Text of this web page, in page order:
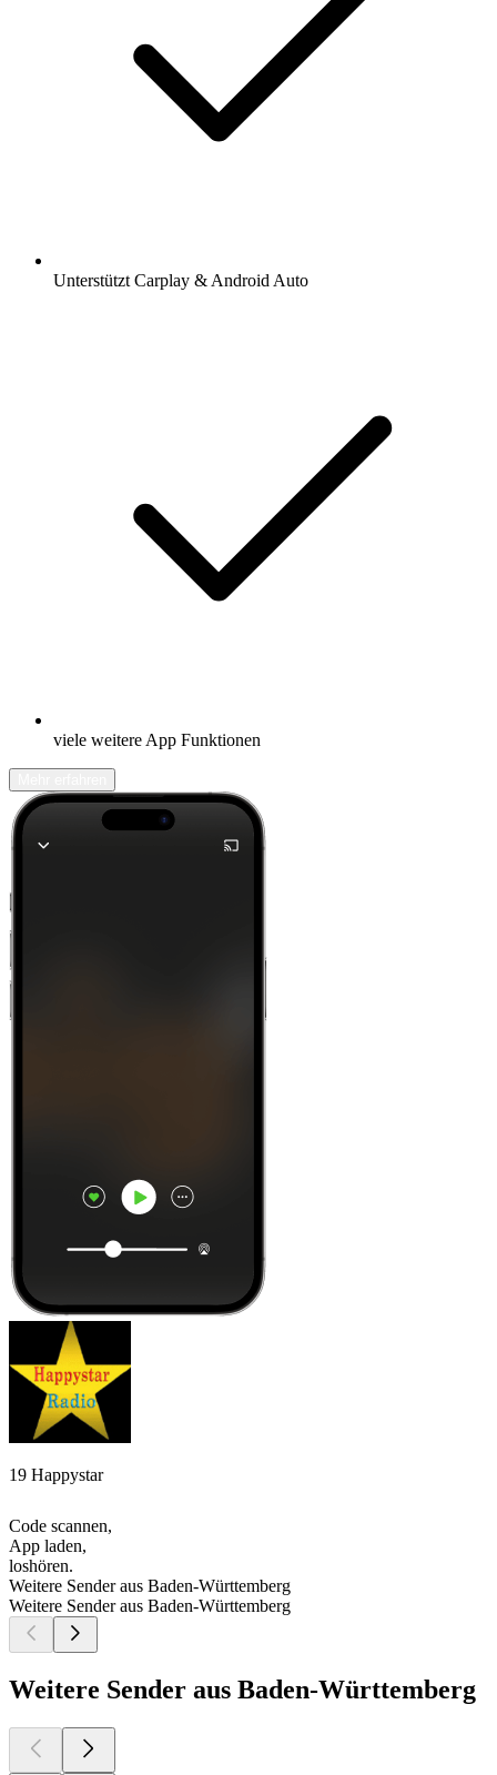
Unterstützt Carplay & Android Auto
viele weitere App Funktionen
19 Happystar
Code scannen,
App laden,
loshören.
Weitere Sender aus Baden-Württemberg
Weitere Sender aus Baden-Württemberg
Weitere Sender aus Baden-Württemberg